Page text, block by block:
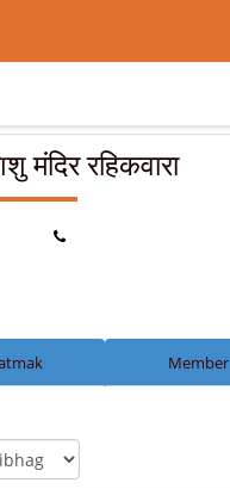
मंदिर रहिकवारा
Member